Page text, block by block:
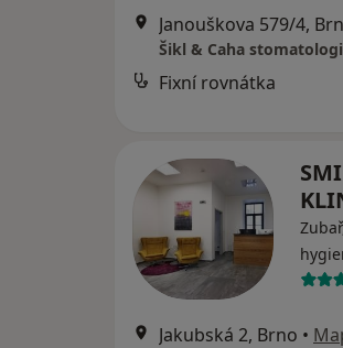
Janouškova 579/4,
Šikl & Caha
Fixní rovnátka
Jakubská 2, Brno •